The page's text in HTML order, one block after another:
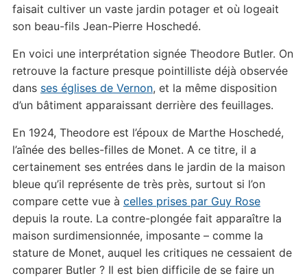
faisait cultiver un vaste jardin potager et où logeait
son beau-fils Jean-Pierre Hoschedé.
En voici une interprétation signée Theodore Butler. On
retrouve la facture presque pointilliste déjà observée
dans ses églises de Vernon, et la même disposition
d’un bâtiment apparaissant derrière des feuillages.
En 1924, Theodore est l’époux de Marthe Hoschedé,
l’aînée des belles-filles de Monet. A ce titre, il a
certainement ses entrées dans le jardin de la maison
bleue qu’il représente de très près, surtout si l’on
compare cette vue à celles prises par Guy Rose
depuis la route. La contre-plongée fait apparaître la
maison surdimensionnée, imposante – comme la
stature de Monet, auquel les critiques ne cessaient de
comparer Butler ? Il est bien difficile de se faire un